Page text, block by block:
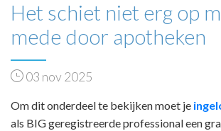
Het schiet niet erg op
mede door apotheken
03 nov 2025
Om dit onderdeel te bekijken moet je
als BIG geregistreerde professional een